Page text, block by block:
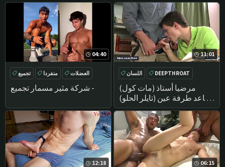
04:40
شركة مثير مسمار تجميع -
تجميع منفردا العضلات
11:01
مرضيا أستاذ (مات كول)
يساعد طرفة عين (تايلر الحلو)
للحصول على درجاته عن
طريق قصف له في الصف-
الرجال
اللسان
DEEPTHROAT
الحمار
الحمار اللعب
12:18 06:15